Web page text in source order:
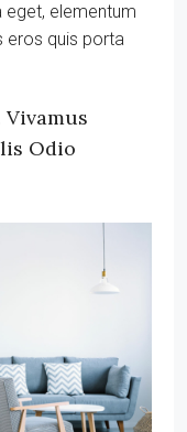
eget, elementum
eros quis porta
Odio